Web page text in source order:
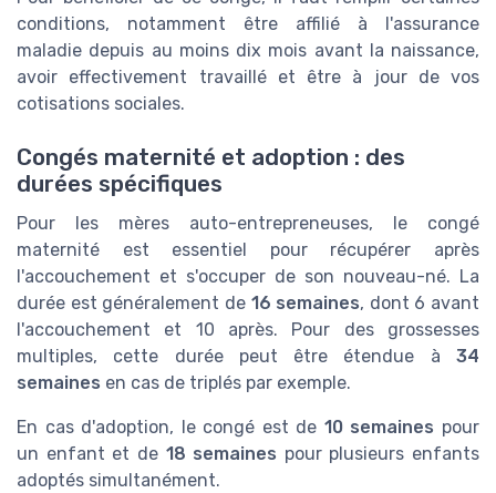
conditions, notamment être affilié à l'assurance
maladie depuis au moins dix mois avant la naissance,
avoir effectivement travaillé et être à jour de vos
cotisations sociales.
Congés maternité et adoption : des
durées spécifiques
Pour les mères auto-entrepreneuses, le congé
maternité est essentiel pour récupérer après
l'accouchement et s'occuper de son nouveau-né. La
durée est généralement de 16 semaines, dont 6 avant
l'accouchement et 10 après. Pour des grossesses
multiples, cette durée peut être étendue à 34
semaines en cas de triplés par exemple.
En cas d'adoption, le congé est de 10 semaines pour
un enfant et de 18 semaines pour plusieurs enfants
adoptés simultanément.